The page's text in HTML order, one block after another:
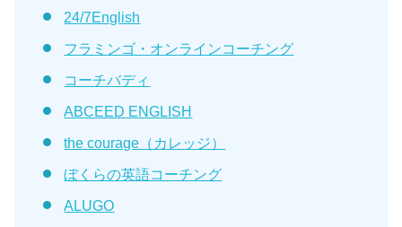
24/7English
フラミンゴ・オンラインコーチング
コーチバディ
ABCEED ENGLISH
the courage（カレッジ）
ぼくらの英語コーチング
ALUGO